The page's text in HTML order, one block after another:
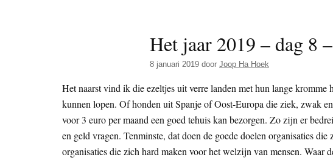
Het jaar 2019 – dag 8
8 januari 2019 door Joop Ha Hoek
Het naarst vind ik die ezeltjes uit verre landen met hun lange
kunnen lopen. Of honden uit Spanje of Oost-Europa die ziek, zwak
voor 3 euro per maand een goed tehuis kan bezorgen. Zo zijn er
en geld vragen. Tenminste, dat doen de goede doelen organisaties
organisaties die zich hard maken voor het welzijn van mensen. Waar